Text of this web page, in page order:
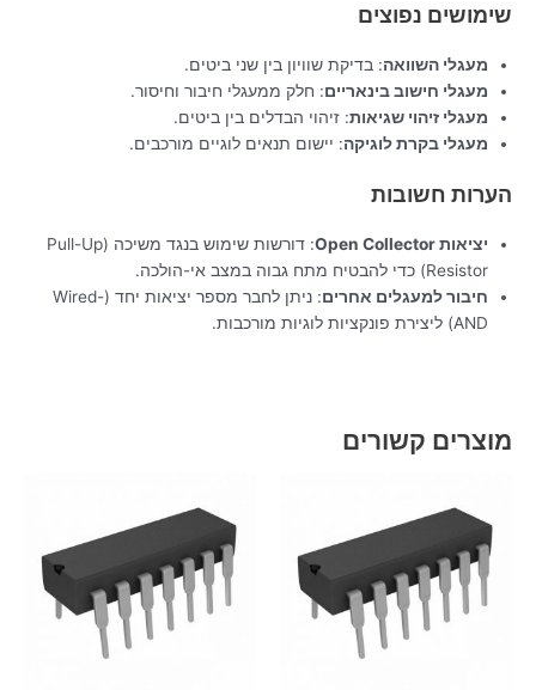
שימושים נפוצים
מעגלי השוואה: בדיקת שוויון בין שני ביטים.
מעגלי חישוב בינאריים: חלק ממעגלי חיבור וחיסור.
מעגלי זיהוי שגיאות: זיהוי הבדלים בין ביטים.
מעגלי בקרת לוגיקה: יישום תנאים לוגיים מורכבים.
הערות חשובות
יציאות Open Collector
: דורשות שימוש בנגד משיכה (Pull-Up
Resistor) כדי להבטיח מתח גבוה במצב אי-הולכה.
חיבור למעגלים אחרים
: ניתן לחבר מספר יציאות יחד (Wired-
AND) ליצירת פונקציות לוגיות מורכבות.
מוצרים קשורים